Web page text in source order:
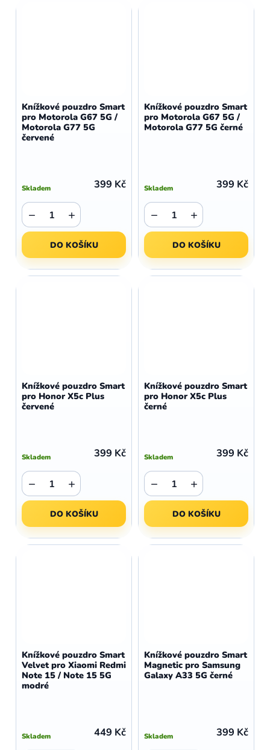
Knížkové pouzdro Smart
pro Motorola G67 5G /
Motorola G77 5G
červené
Skladem 399 Kč
+
−
DO KOŠÍKU
Knížkové pouzdro Smart
pro Motorola G67 5G /
Motorola G77 5G černé
Skladem 399 Kč
+
−
DO KOŠÍKU
Knížkové pouzdro Smart
pro Honor X5c Plus
červené
Skladem 399 Kč
+
−
DO KOŠÍKU
Knížkové pouzdro Smart
pro Honor X5c Plus
černé
Skladem 399 Kč
+
−
DO KOŠÍKU
Knížkové pouzdro Smart
Velvet pro Xiaomi Redmi
Note 15 / Note 15 5G
modré
Skladem 449 Kč
Knížkové pouzdro Smart
Magnetic pro Samsung
Galaxy A33 5G černé
Skladem 399 Kč